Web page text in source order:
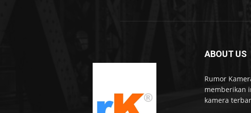
ABOUT US
Rumor
memberikan
kamera